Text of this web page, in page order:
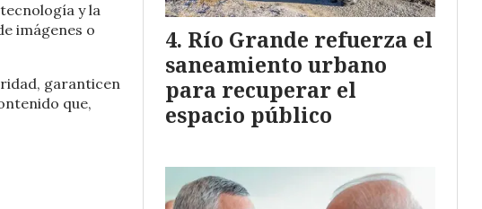
y la
imágenes o
garanticen
que,
Río Grande refuerza el
saneamiento urbano
para recuperar el
espacio público